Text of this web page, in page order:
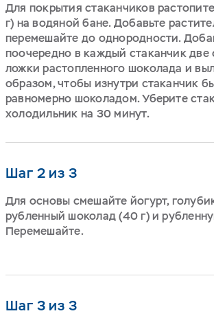
Для покрытия стаканчиков
г) на водяной бане. Добавьте
перемешайте до однородности.
поочередно в каждый стаканчик две
ложки растопленного шоколада и
образом, чтобы изнутри стаканчик
равномерно шоколадом. Уберите
холодильник на 30 минут.
Шаг 2 из 3
Для основы смешайте йогурт,
рубленный шоколад (40 г) и
Перемешайте.
Шаг 3 из 3